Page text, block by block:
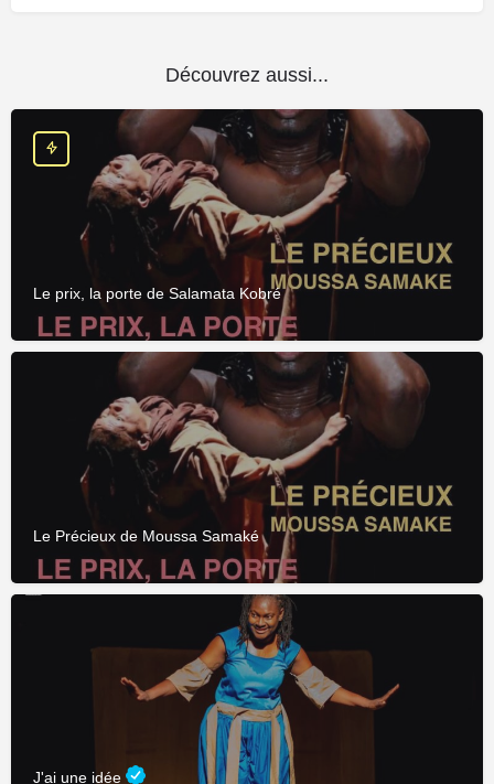
Découvrez aussi...
Le prix, la porte de Salamata Kobré
Le Précieux de Moussa Samaké
J'ai une idée